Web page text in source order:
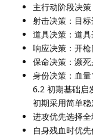
主行动阶段决
射击决策：目
道具决策：道
响应决策：开
保命决策：濒
身份决策：血
6.2 初期基础启
初期采用简单
进攻优先选择
自身残血时优